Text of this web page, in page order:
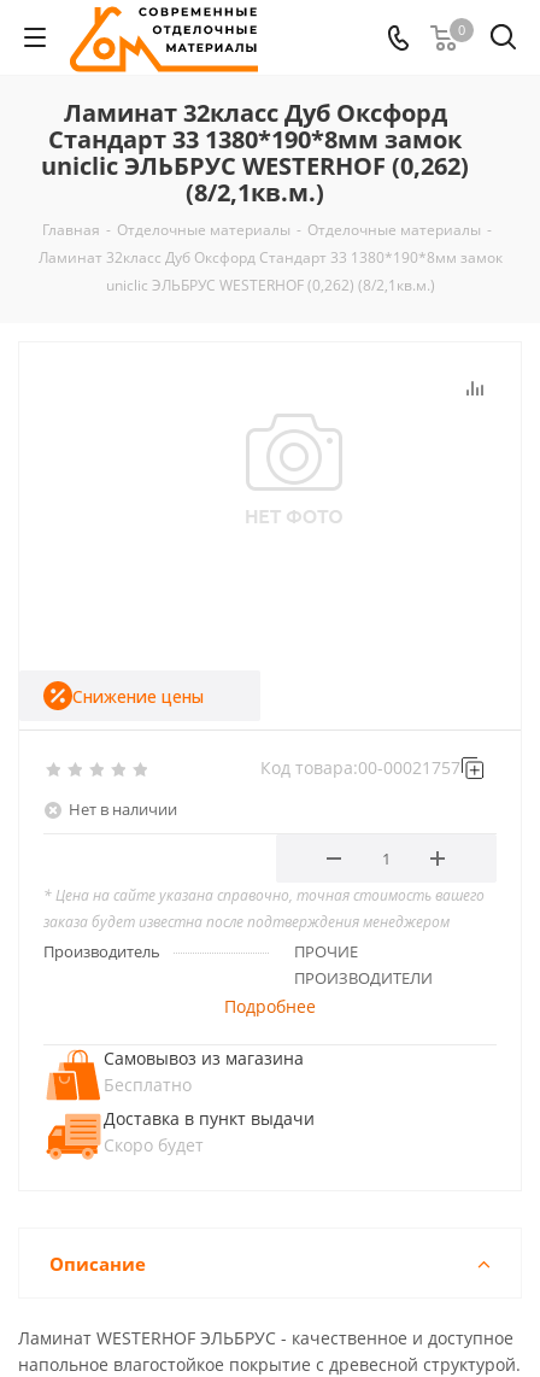
0
Ламинат 32класс Дуб Оксфорд
Стандарт 33 1380*190*8мм замок
uniclic ЭЛЬБРУС WESTERHOF (0,262)
(8/2,1кв.м.)
Главная - Отделочные материалы - Отделочные материалы -
Ламинат 32класс Дуб Оксфорд Стандарт 33 1380*190*8мм замок
uniclic ЭЛЬБРУС WESTERHOF (0,262) (8/2,1кв.м.)
Нет в наличии
Код товара:00-00021757
Снижение цены
* Цена на сайте указана справочно, точная стоимость вашего
заказа будет известна после подтверждения менеджером
Производитель
ПРОЧИЕ
ПРОИЗВОДИТЕЛИ
Подробнее
Самовывоз из магазина
Бесплатно
Доставка в пункт выдачи
Скоро будет
Описание
Ламинат WESTERHOF ЭЛЬБРУС - качественное и доступное
напольное влагостойкое покрытие с древесной структурой.